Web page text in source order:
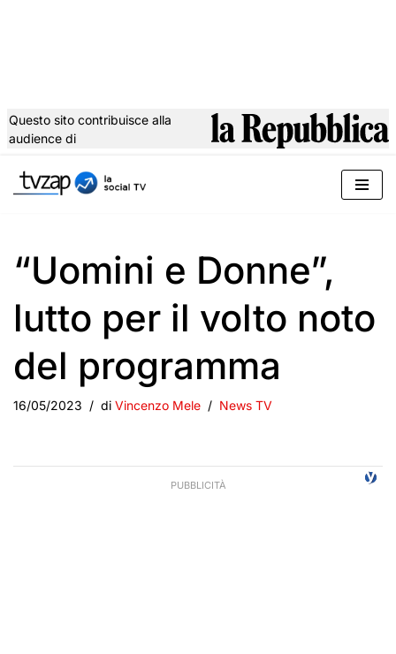
al
Questo sito contribuisce alla
audience di
“Uomini e Donne”,
lutto per il volto noto
del programma
16/05/2023 di Vincenzo Mele News TV